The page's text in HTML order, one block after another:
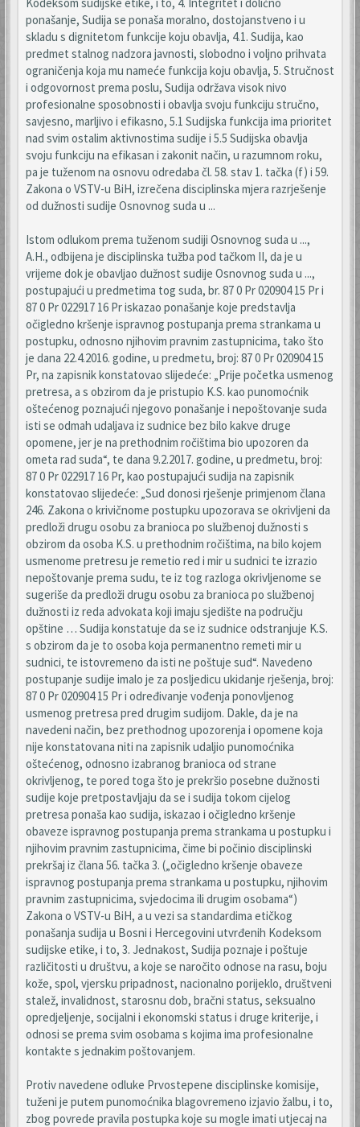
ponašanje, Sudija se ponaša moralno, dostojanstveno i u
skladu s dignitetom funkcije koju obavlja, 4.1. Sudija, kao
predmet stalnog nadzora javnosti, slobodno i voljno prihvata
ograničenja koja mu nameće funkcija koju obavlja, 5. Stručnost
i odgovornost prema poslu, Sudija održava visok nivo
profesionalne sposobnosti i obavlja svoju funkciju stručno,
savjesno, marljivo i efikasno, 5.1 Sudijska funkcija ima prioritet
nad svim ostalim aktivnostima sudije i 5.5 Sudijska obavlja
svoju funkciju na efikasan i zakonit način, u razumnom roku,
pa je tuženom na osnovu odredaba čl. 58. stav 1. tačka (f) i 59.
Zakona o VSTV-u BiH, izrečena disciplinska mjera razrješenje
od dužnosti sudije Osnovnog suda u ...
Istom odlukom prema tuženom sudiji Osnovnog suda u ...,
A.H., odbijena je disciplinska tužba pod tačkom II, da je u
vrijeme dok je obavljao dužnost sudije Osnovnog suda u ...,
postupajući u predmetima tog suda, br. 87 0 Pr 020904 15 Pr i
87 0 Pr 022917 16 Pr iskazao ponašanje koje predstavlja
očigledno kršenje ispravnog postupanja prema strankama u
postupku, odnosno njihovim pravnim zastupnicima, tako što
je dana 22.4.2016. godine, u predmetu, broj: 87 0 Pr 020904 15
Pr, na zapisnik konstatovao slijedeće: „Prije početka usmenog
pretresa, a s obzirom da je pristupio K.S. kao punomoćnik
oštećenog poznajući njegovo ponašanje i nepoštovanje suda
isti se odmah udaljava iz sudnice bez bilo kakve druge
opomene, jer je na prethodnim ročištima bio upozoren da
ometa rad suda“, te dana 9.2.2017. godine, u predmetu, broj:
87 0 Pr 022917 16 Pr, kao postupajući sudija na zapisnik
konstatovao slijedeće: „Sud donosi rješenje primjenom člana
246. Zakona o krivičnome postupku upozorava se okrivljeni da
predloži drugu osobu za branioca po službenoj dužnosti s
obzirom da osoba K.S. u prethodnim ročištima, na bilo kojem
usmenome pretresu je remetio red i mir u sudnici te izrazio
nepoštovanje prema sudu, te iz tog razloga okrivljenome se
sugeriše da predloži drugu osobu za branioca po službenoj
dužnosti iz reda advokata koji imaju sjedište na području
opštine … Sudija konstatuje da se iz sudnice odstranjuje K.S.
s obzirom da je to osoba koja permanentno remeti mir u
sudnici, te istovremeno da isti ne poštuje sud“. Navedeno
postupanje sudije imalo je za posljedicu ukidanje rješenja, broj:
87 0 Pr 020904 15 Pr i određivanje vođenja ponovljenog
usmenog pretresa pred drugim sudijom. Dakle, da je na
navedeni način, bez prethodnog upozorenja i opomene koja
nije konstatovana niti na zapisnik udaljio punomoćnika
oštećenog, odnosno izabranog branioca od strane
okrivljenog, te pored toga što je prekršio posebne dužnosti
sudije koje pretpostavljaju da se i sudija tokom cijelog
pretresa ponaša kao sudija, iskazao i očigledno kršenje
obaveze ispravnog postupanja prema strankama u postupku i
njihovim pravnim zastupnicima, čime bi počinio disciplinski
prekršaj iz člana 56. tačka 3. („očigledno kršenje obaveze
ispravnog postupanja prema strankama u postupku, njihovim
pravnim zastupnicima, svjedocima ili drugim osobama“)
Zakona o VSTV-u BiH, a u vezi sa standardima etičkog
ponašanja sudija u Bosni i Hercegovini utvrđenih Kodeksom
sudijske etike, i to, 3. Jednakost, Sudija poznaje i poštuje
različitosti u društvu, a koje se naročito odnose na rasu, boju
kože, spol, vjersku pripadnost, nacionalno porijeklo, društveni
stalež, invalidnost, starosnu dob, bračni status, seksualno
opredjeljenje, socijalni i ekonomski status i druge kriterije, i
odnosi se prema svim osobama s kojima ima profesionalne
kontakte s jednakim poštovanjem.
Protiv navedene odluke Prvostepene disciplinske komisije,
tuženi je putem punomoćnika blagovremeno izjavio žalbu, i to,
zbog povrede pravila postupka koje su mogle imati utjecaj na